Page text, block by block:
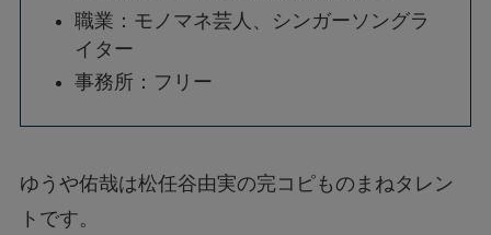
職業：モノマネ芸人、シンガーソングラ
イター
事務所：フリー
ゆうや佑哉は松任谷由実の完コピものまねタレン
トです。